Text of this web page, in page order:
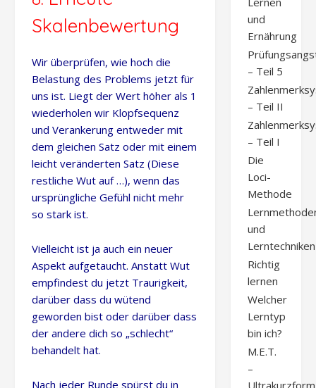
Skalenbewertung
Wir überprüfen, wie hoch die
Belastung des Problems jetzt für
uns ist. Liegt der Wert höher als 1
wiederholen wir Klopfsequenz
und Verankerung entweder mit
dem gleichen Satz oder mit einem
leicht veränderten Satz (Diese
restliche Wut auf …), wenn das
ursprüngliche Gefühl nicht mehr
so stark ist.
Vielleicht ist ja auch ein neuer
Aspekt aufgetaucht. Anstatt Wut
empfindest du jetzt Traurigkeit,
darüber dass du wütend
geworden bist oder darüber dass
der andere dich so „schlecht“
behandelt hat.
Nach jeder Runde spürst du in
und
Ernährung
– Teil 5
– Teil II
– Teil I
Die
Loci-
Methode
und
Lerntechniken
Richtig
lernen
Welcher
Lerntyp
bin ich?
M.E.T.
–
Ultrakurzform